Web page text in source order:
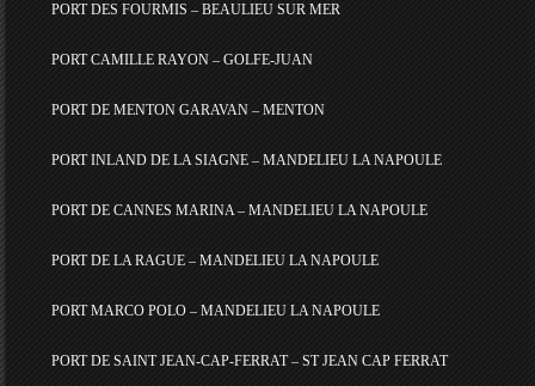
PORT DES FOURMIS – BEAULIEU SUR MER
PORT CAMILLE RAYON – GOLFE-JUAN
PORT DE MENTON GARAVAN – MENTON
PORT INLAND DE LA SIAGNE – MANDELIEU LA NAPOULE
PORT DE CANNES MARINA – MANDELIEU LA NAPOULE
PORT DE LA RAGUE – MANDELIEU LA NAPOULE
PORT MARCO POLO – MANDELIEU LA NAPOULE
PORT DE SAINT JEAN-CAP-FERRAT – ST JEAN CAP FERRAT